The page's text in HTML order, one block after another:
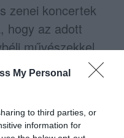
My Personal
to third parties, or
information for
zenei koncertek
hogy az adott
művészekkel,
meg.
előadás várja az
3-án (péntken)